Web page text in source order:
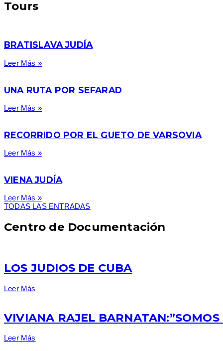
Tours
BRATISLAVA JUDÍA
Leer Más »
UNA RUTA POR SEFARAD
Leer Más »
RECORRIDO POR EL GUETO DE VARSOVIA
Leer Más »
VIENA JUDÍA
Leer Más »
TODAS LAS ENTRADAS
Centro de Documentación
LOS JUDIOS DE CUBA
Leer Más
VIVIANA RAJEL
Leer Más